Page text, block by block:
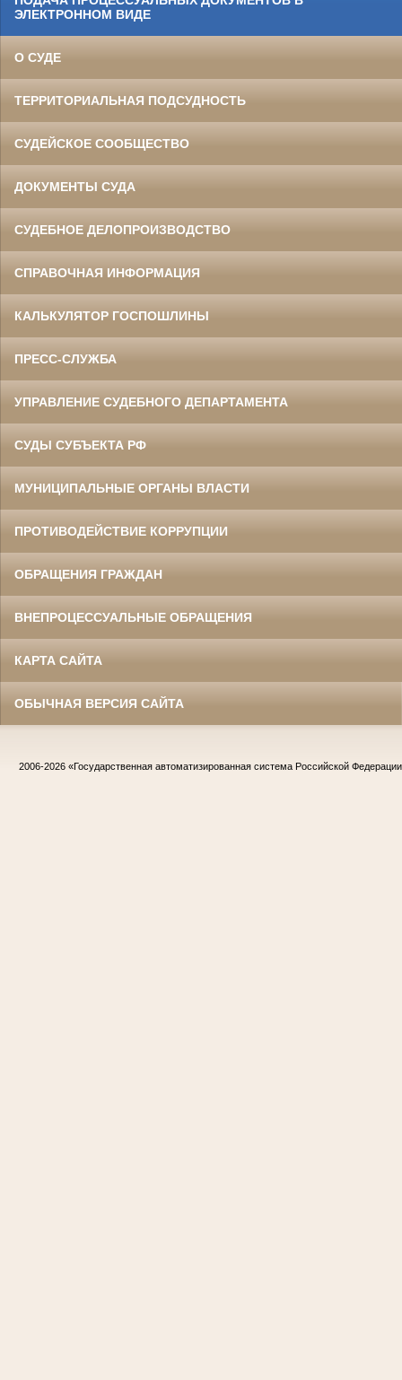
ЭЛЕКТРОННОМ ВИДЕ
О СУДЕ
ТЕРРИТОРИАЛЬНАЯ ПОДСУДНОСТЬ
СУДЕЙСКОЕ СООБЩЕСТВО
ДОКУМЕНТЫ СУДА
СУДЕБНОЕ ДЕЛОПРОИЗВОДСТВО
СПРАВОЧНАЯ ИНФОРМАЦИЯ
КАЛЬКУЛЯТОР ГОСПОШЛИНЫ
ПРЕСС-СЛУЖБА
УПРАВЛЕНИЕ СУДЕБНОГО ДЕПАРТАМЕНТА
СУДЫ СУБЪЕКТА РФ
МУНИЦИПАЛЬНЫЕ ОРГАНЫ ВЛАСТИ
ПРОТИВОДЕЙСТВИЕ КОРРУПЦИИ
ОБРАЩЕНИЯ ГРАЖДАН
ВНЕПРОЦЕССУАЛЬНЫЕ ОБРАЩЕНИЯ
КАРТА САЙТА
ОБЫЧНАЯ ВЕРСИЯ САЙТА
2006-2026 «Государственная автоматизированная система Российской